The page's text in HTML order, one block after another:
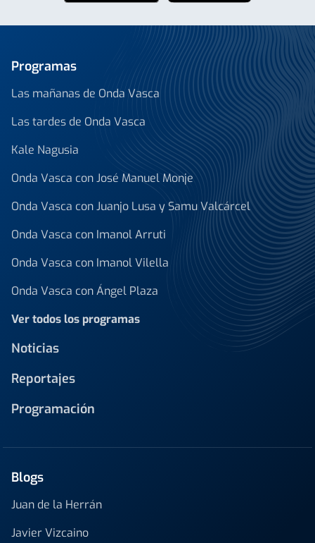
Programas
Las mañanas de Onda Vasca
Las tardes de Onda Vasca
Kale Nagusia
Onda Vasca con José Manuel Monje
Onda Vasca con Juanjo Lusa y Samu Valcárcel
Onda Vasca con Imanol Arruti
Onda Vasca con Imanol Vilella
Onda Vasca con Ángel Plaza
Ver todos los programas
Noticias
Reportajes
Programación
Blogs
Juan de la Herrán
Javier Vizcaino